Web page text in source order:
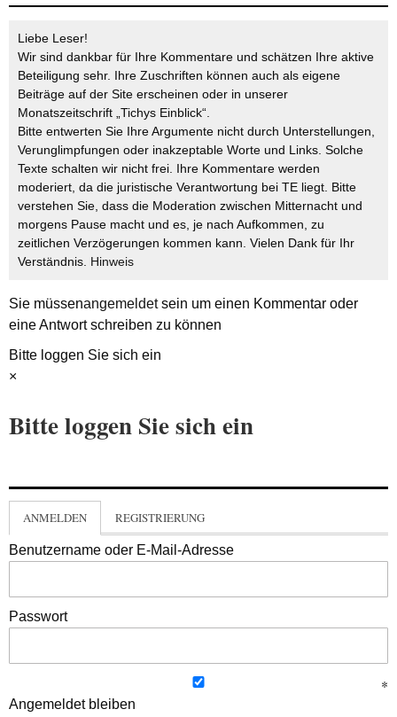
Liebe Leser!
Wir sind dankbar für Ihre Kommentare und schätzen Ihre aktive
Beteiligung sehr. Ihre Zuschriften können auch als eigene
Beiträge auf der Site erscheinen oder in unserer
Monatszeitschrift „Tichys Einblick“.
Bitte entwerten Sie Ihre Argumente nicht durch Unterstellungen,
Verunglimpfungen oder inakzeptable Worte und Links. Solche
Texte schalten wir nicht frei. Ihre Kommentare werden
moderiert, da die juristische Verantwortung bei TE liegt. Bitte
verstehen Sie, dass die Moderation zwischen Mitternacht und
morgens Pause macht und es, je nach Aufkommen, zu
zeitlichen Verzögerungen kommen kann. Vielen Dank für Ihr
Verständnis. Hinweis
Sie müssenangemeldetsein um einen Kommentar oder
eine Antwort schreiben zu können
Bitte loggen Sie sich ein
×
Bitte loggen Sie sich ein
ANMELDEN REGISTRIERUNG
Benutzername oder E-Mail-Adresse
Passwort
Angemeldet bleiben